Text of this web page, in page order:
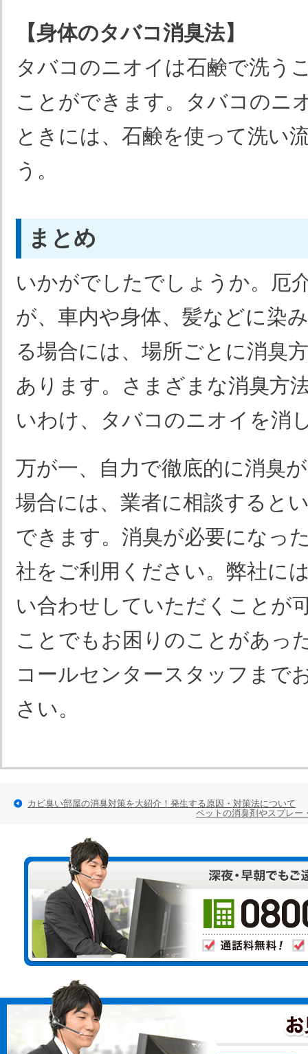
【身体のタバコ消臭法】
タバコのニオイは石鹸で洗う
ことができます。タバコのニ
ときには、石鹸を使って洗い
う。
まとめ
いかがでしたでしょうか。厄
が、車内や身体、髪などに染
る場合には、場所ごとに消臭
あります。さまざまな消臭方
いわけ、タバコのニオイを消
万が一、自力で徹底的に消臭
場合には、業者に相談すると
できます。消臭が必要になっ
社をご利用ください。弊社に
い合わせしていただくことが
ことでもお困りのことがあっ
コールセンタースタッフまで
さい。
カビ臭い部屋の消臭対策を大紹介！発生する原因・対策法について
ペットの消臭剤やスプレー